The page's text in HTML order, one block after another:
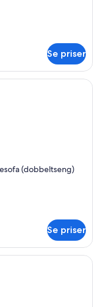
Se priser
hotelværelse med
(dobbeltseng)
Se priser
i rammer på en væg over